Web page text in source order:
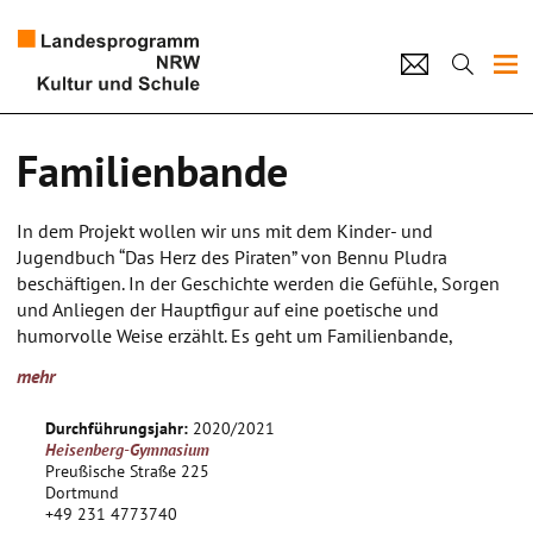
Künstlerpool
Schulen
Kultur und Schule
Familienbande
In dem Projekt wollen wir uns mit dem Kinder- und
Jugendbuch “Das Herz des Piraten” von Bennu Pludra
beschäftigen. In der Geschichte werden die Gefühle, Sorgen
und Anliegen der Hauptfigur auf eine poetische und
humorvolle Weise erzählt. Es geht um Familienbande,
und die vermeintlichen
zwischen Realität und Fiktion, die Hauptprotagonisten
entwickelt eine enge Beziehung zu einem Stein, den sie am
Strand findet und vertraut ihm bald all das an, was sie ihrer
Familie und Freunden nicht sagen kann. Gleichzeitig erzählt
mehr
Durchführungsjahr: 2020/2021
Heisenberg-Gymnasium
Preußische Straße 225
Dortmund
+49 231 4773740